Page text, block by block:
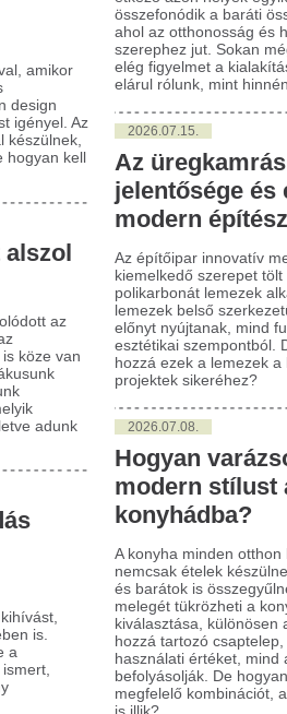
Hogyan varázsolhatsz
modern stílust a
konyhádba?
A konyha minden otthon középpontja, ahol
nemcsak ételek készülnek, hanem a család
és barátok is összegyűlnek. Az otthon
melegét tükrözheti a konyhai felszerelések
kiválasztása, különösen a mosogató és a
hozzá tartozó csaptelep, amik mind a
használati értéket, mind az esztétikai hatást
megfelelő kombinációt, ami a te konyhádhoz
Újból több helyen nem
működött a kártyás fizetés!
A Mi Hazánk a készpénz teljes védelme
mellett áll ki! Egyre többször tapasztalhatjuk,
hogy különféle elektronikai hibák miatt
meghiúsulnak a kártyás fizetési tranzakciók.
„Közösen megcsináltuk” –
Magyar Péter bejelentette:
vége az önkéntes
A vártnál hamarabb sikerült stabilizálni az